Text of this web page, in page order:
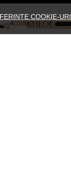
COOKIE-URI